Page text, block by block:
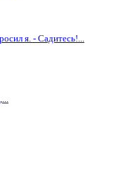
я. - Садитесь!...